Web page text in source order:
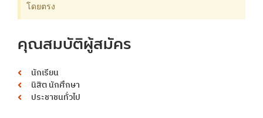
โดยตรง
คุณสมบัติผู้สมัคร
นักเรียน
นิสิต นักศึกษา
ประชาชนทั่วไป